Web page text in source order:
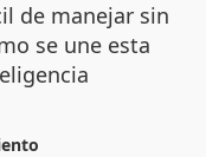
de manejar sin
se une esta